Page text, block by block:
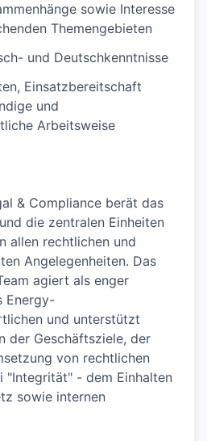
sowie Interesse
Themengebieten
und Deutschkenntnisse
Einsatzbereitschaft
und
Arbeitsweise
& Compliance berät das
die zentralen Einheiten
allen rechtlichen und
Angelegenheiten. Das
agiert als enger
Energy-
und unterstützt
der Geschäftsziele, der
von rechtlichen
"Integrität" - dem Einhalten
sowie internen